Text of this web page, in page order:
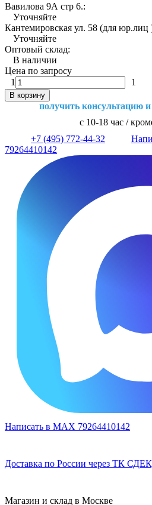
Вавилова 9А стр 6.:
Уточняйте
Кантемировская ул. 58 (для юр.лиц
Уточняйте
Оптовый склад:
В наличии
Цена по запросу
1
1
В корзину
получить консультацию
с 10-18 час /
+7 (495) 772-44-32
79264410142
Написать в MAX 79264410142
Доставка по России через ТК
Магазин и склад в Москве